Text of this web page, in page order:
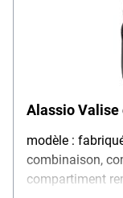
Alassio Valise
modèle :
combinaison,
compartiment